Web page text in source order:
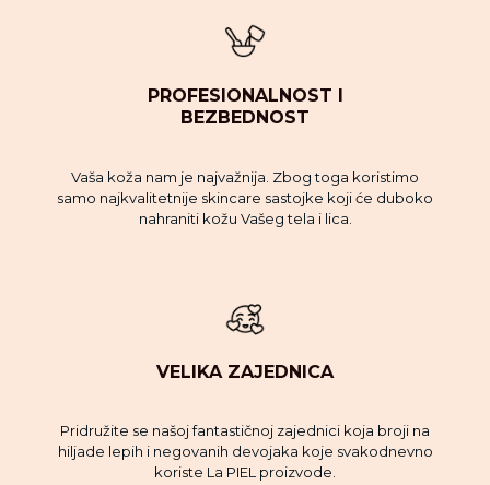
PROFESIONALNOST I
BEZBEDNOST
Vaša koža nam je najvažnija. Zbog toga koristimo
samo najkvalitetnije skincare sastojke koji će duboko
nahraniti kožu Vašeg tela i lica.
VELIKA ZAJEDNICA
Pridružite se našoj fantastičnoj zajednici koja broji na
hiljade lepih i negovanih devojaka koje svakodnevno
koriste La PIEL proizvode.